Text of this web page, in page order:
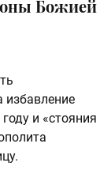
Божией
и «стояния